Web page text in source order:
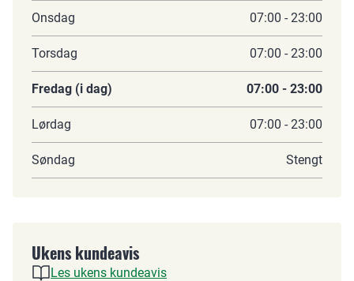
Onsdag 07:00 - 23:00
Torsdag 07:00 - 23:00
Fredag (i dag) 07:00 - 23:00
Lørdag 07:00 - 23:00
Søndag Stengt
Ukens kundeavis
Les ukens kundeavis